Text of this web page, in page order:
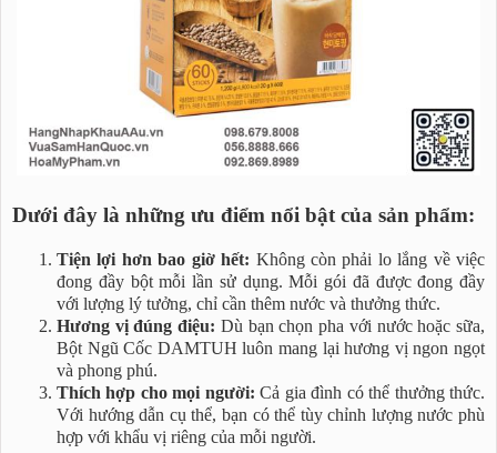
Dưới đây là những ưu điểm nổi bật của sản phẩm:
Tiện lợi hơn bao giờ hết: Không còn phải lo lắng về việc
đong đầy bột mỗi lần sử dụng. Mỗi gói đã được đong đầy
với lượng lý tưởng, chỉ cần thêm nước và thưởng thức.
Hương vị đúng điệu: Dù bạn chọn pha với nước hoặc sữa,
Bột Ngũ Cốc DAMTUH luôn mang lại hương vị ngon ngọt
và phong phú.
Thích hợp cho mọi người: Cả gia đình có thể thưởng thức.
Với hướng dẫn cụ thể, bạn có thể tùy chỉnh lượng nước phù
hợp với khẩu vị riêng của mỗi người.